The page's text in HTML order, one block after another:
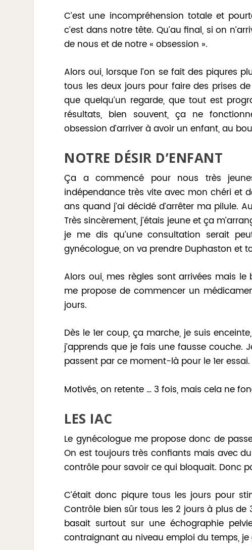
C’est une incompréhension totale et
c’est dans notre tête. Qu’au final, si on
de nous et de notre « obsession ».
Alors oui, lorsque l’on se fait des piqures
tous les deux jours pour faire des prises
que quelqu’un regarde, que tout est
résultats, bien souvent, ça ne
obsession d’arriver à avoir un enfant, au
NOTRE DÉSIR D’ENFANT
Ça a commencé pour nous très
indépendance très vite avec mon chéri et
ans quand j’ai décidé d’arrêter ma pilule.
Très sincèrement, j’étais jeune et ça
je me dis qu’une consultation serait
gynécologue, on va prendre Duphaston et
Alors oui, mes règles sont arrivées mais
me propose de commencer un
jours.
Dès le 1er coup, ça marche, je suis
j’apprends que je fais une fausse
passent par ce moment-là pour le 1er essai.
Motivés, on retente … 3 fois, mais cela ne
LES IAC
Le gynécologue me propose donc de
On est toujours très confiants mais avec
contrôle pour savoir ce qui bloquait. Donc
C’était donc piqure tous les jours pour
Contrôle bien sûr tous les 2 jours à plus
basait surtout sur une échographie
contraignant au niveau emploi du temps, je